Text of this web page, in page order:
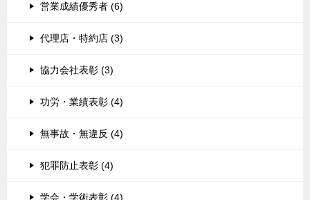
営業成績優秀者 (6)
代理店・特約店 (3)
協力会社表彰 (3)
功労・業績表彰 (4)
無事故・無違反 (4)
犯罪防止表彰 (4)
学会・学術表彰 (4)